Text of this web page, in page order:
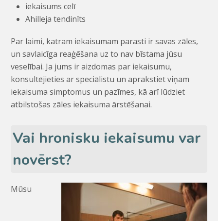
iekaisums celī
Ahilleja tendinīts
Par laimi, katram iekaisumam parasti ir savas zāles,
un savlaicīga reaģēšana uz to nav bīstama jūsu
veselībai. Ja jums ir aizdomas par iekaisumu,
konsultējieties ar speciālistu un aprakstiet viņam
iekaisuma simptomus un pazīmes, kā arī lūdziet
atbilstošas zāles iekaisuma ārstēšanai.
Vai hronisku iekaisumu var
novērst?
Mūsu